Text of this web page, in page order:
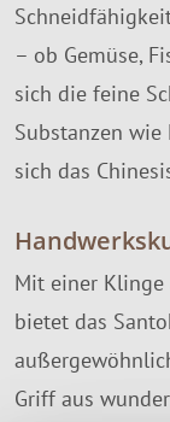
– ob Gemüse,
sich die feine
Substanzen
sich das
Mit einer
bietet das
Griff aus